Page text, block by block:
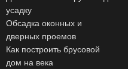
усадку
Обсадка оконных и
дверных проемов
Как построить брусовой
дом на века